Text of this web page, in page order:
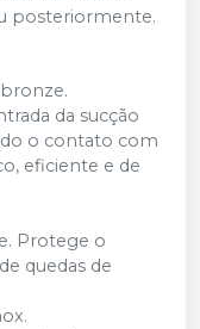
posteriormente.
da sucção
o contato com
eficiente e de
Protege o
quedas de